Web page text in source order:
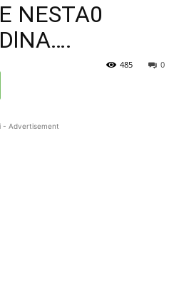
NESTA0
0
485
- Advertisement